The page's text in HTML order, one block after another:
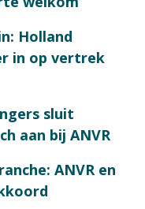
Holland
in op vertrek
sluit
aan bij ANVR
ANVR en